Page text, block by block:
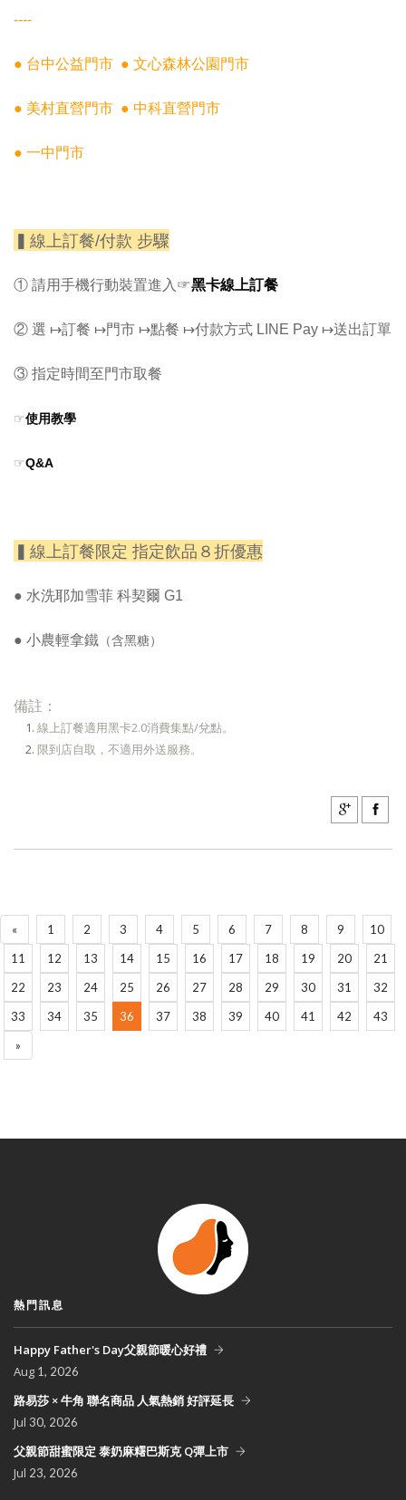
----
● 台中公益門市 ● 文心森林公園門市
● 美村直營門市 ● 中科直營門市
● 一中門市
▍線上訂餐/付款 步驟
① 請用手機行動裝置進入 ☞黑卡線上訂餐
② 選 ↦訂餐 ↦門市 ↦點餐 ↦付款方式 LINE Pay ↦送出訂單
③ 指定時間至門市取餐
☞使用教學
☞Q&A
▍線上訂餐限定 指定飲品８折優惠
● 水洗耶加雪菲 科契爾 G1
● 小農輕拿鐵 （含黑糖）
備註：
線上訂餐適用黑卡2.0消費集點/兌點。
限到店自取，不適用外送服務。
« 1 2 3 4 5 6 7 8 9
10
11
12 13 14 15 16 17 18 19 20
21
22
23 24 25 26 27 28 29 30 31
32
33
34 35 36 37 38 39 40 41 42
43
»
熱門訊息
Happy Father's Day父親節暖心好禮
Aug 1, 2026
路易莎 × 牛角 聯名商品 人氣熱銷 好評延長
Jul 30, 2026
父親節甜蜜限定 泰奶麻糬巴斯克 Q彈上市
Jul 23, 2026